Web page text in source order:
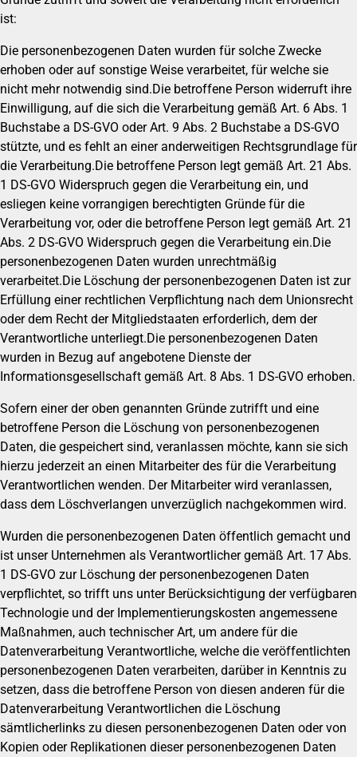
ist:
Die personenbezogenen Daten wurden für solche Zwecke
erhoben oder auf sonstige Weise verarbeitet, für welche sie
nicht mehr notwendig sind.Die betroffene Person widerruft ihre
Einwilligung, auf die sich die Verarbeitung gemäß Art. 6 Abs. 1
Buchstabe a DS-GVO oder Art. 9 Abs. 2 Buchstabe a DS-GVO
stützte, und es fehlt an einer anderweitigen Rechtsgrundlage für
die Verarbeitung.Die betroffene Person legt gemäß Art. 21 Abs.
1 DS-GVO Widerspruch gegen die Verarbeitung ein, und
esliegen keine vorrangigen berechtigten Gründe für die
Verarbeitung vor, oder die betroffene Person legt gemäß Art. 21
Abs. 2 DS-GVO Widerspruch gegen die Verarbeitung ein.Die
personenbezogenen Daten wurden unrechtmäßig
verarbeitet.Die Löschung der personenbezogenen Daten ist zur
Erfüllung einer rechtlichen Verpflichtung nach dem Unionsrecht
oder dem Recht der Mitgliedstaaten erforderlich, dem der
Verantwortliche unterliegt.Die personenbezogenen Daten
wurden in Bezug auf angebotene Dienste der
Informationsgesellschaft gemäß Art. 8 Abs. 1 DS-GVO erhoben.
Sofern einer der oben genannten Gründe zutrifft und eine
betroffene Person die Löschung von personenbezogenen
Daten, die gespeichert sind, veranlassen möchte, kann sie sich
hierzu jederzeit an einen Mitarbeiter des für die Verarbeitung
Verantwortlichen wenden. Der Mitarbeiter wird veranlassen,
dass dem Löschverlangen unverzüglich nachgekommen wird.
Wurden die personenbezogenen Daten öffentlich gemacht und
ist unser Unternehmen als Verantwortlicher gemäß Art. 17 Abs.
1 DS-GVO zur Löschung der personenbezogenen Daten
verpflichtet, so trifft uns unter Berücksichtigung der verfügbaren
Technologie und der Implementierungskosten angemessene
Maßnahmen, auch technischer Art, um andere für die
Datenverarbeitung Verantwortliche, welche die veröffentlichten
personenbezogenen Daten verarbeiten, darüber in Kenntnis zu
setzen, dass die betroffene Person von diesen anderen für die
Datenverarbeitung Verantwortlichen die Löschung
sämtlicherlinks zu diesen personenbezogenen Daten oder von
Kopien oder Replikationen dieser personenbezogenen Daten